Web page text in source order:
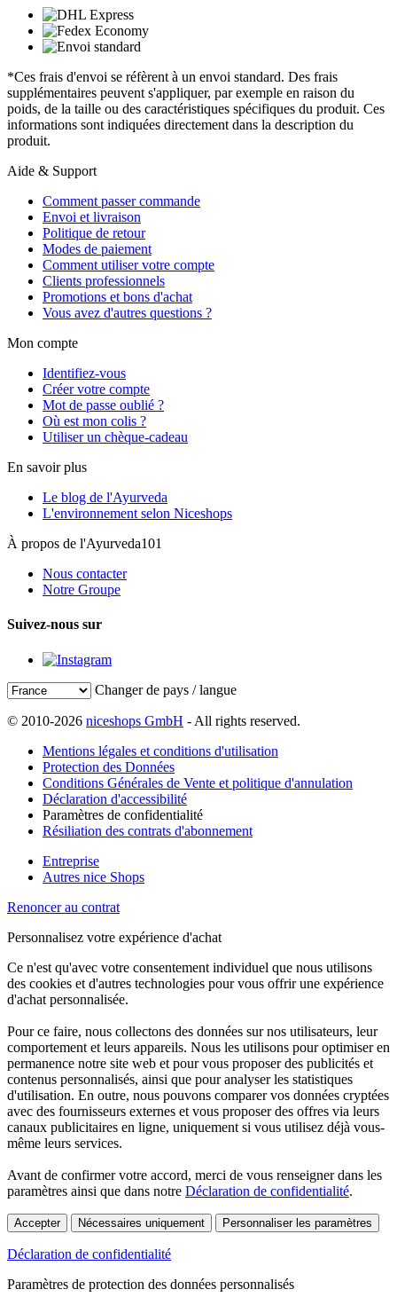
*Ces frais d'envoi se réfèrent à un envoi standard. Des frais
supplémentaires peuvent s'appliquer, par exemple en raison du
poids, de la taille ou des caractéristiques spécifiques du produit. Ces
informations sont indiquées directement dans la description du
produit.
Aide & Support
Comment passer commande
Envoi et livraison
Politique de retour
Modes de paiement
Comment utiliser votre compte
Clients professionnels
Promotions et bons d'achat
Vous avez d'autres questions ?
Mon compte
Identifiez-vous
Créer votre compte
Mot de passe oublié ?
Où est mon colis ?
Utiliser un chèque-cadeau
En savoir plus
Le blog de l'Ayurveda
L'environnement selon Niceshops
À propos de l'Ayurveda101
Nous contacter
Notre Groupe
Suivez-nous sur
Changer de pays / langue
© 2010-2026 niceshops GmbH - All rights reserved.
Mentions légales et conditions d'utilisation
Protection des Données
Conditions Générales de Vente et politique d'annulation
Déclaration d'accessibilité
Paramètres de confidentialité
Résiliation des contrats d'abonnement
Entreprise
Autres nice Shops
Renoncer au contrat
Personnalisez votre expérience d'achat
Ce n'est qu'avec votre consentement individuel que nous utilisons
des cookies et d'autres technologies pour vous offrir une expérience
d'achat personnalisée.
Pour ce faire, nous collectons des données sur nos utilisateurs, leur
comportement et leurs appareils. Nous les utilisons pour optimiser en
permanence notre site web et pour vous proposer des publicités et
contenus personnalisés, ainsi que pour analyser les statistiques
d'utilisation. En outre, nous pouvons comparer vos données cryptées
avec des fournisseurs externes et vous proposer des offres via leurs
canaux publicitaires en ligne, uniquement si vous utilisez déjà vous-
même leurs services.
Avant de confirmer votre accord, merci de vous renseigner dans les
paramètres ainsi que dans notre Déclaration de confidentialité.
Accepter Nécessaires uniquement Personnaliser les paramètres
Déclaration de confidentialité
Paramètres de protection des données personnalisés